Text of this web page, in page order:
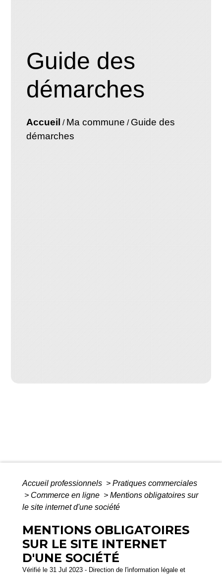
Guide des
démarches
Accueil / Ma commune / Guide des
démarches
Accueil professionnels > Pratiques commerciales
> Commerce en ligne > Mentions obligatoires sur
le site internet d'une société
MENTIONS OBLIGATOIRES
SUR LE SITE INTERNET
D'UNE SOCIÉTÉ
Vérifié le 31 Jul 2023 - Direction de l'information légale et